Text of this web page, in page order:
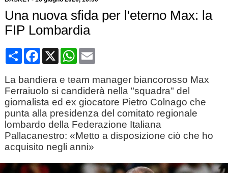
Una nuova sfida per l'eterno Max: la
FIP Lombardia
CondividiFacebook
X WhatsApp
Email
La bandiera e team manager biancorosso Max
Ferraiuolo si candiderà nella "squadra" del
giornalista ed ex giocatore Pietro Colnago che
punta alla presidenza del comitato regionale
lombardo della Federazione Italiana
Pallacanestro: «Metto a disposizione ciò che ho
acquisito negli anni»